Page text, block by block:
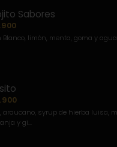
Sabores
Blanco, limón, menta, goma y
araucano, syrup de hierba luisa,
y gi...